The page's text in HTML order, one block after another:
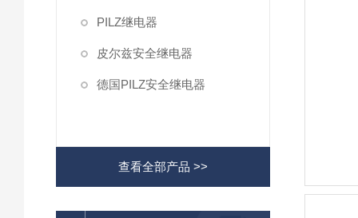
PILZ继电器
皮尔兹安全继电器
德国PILZ安全继电器
查看全部产品 >>